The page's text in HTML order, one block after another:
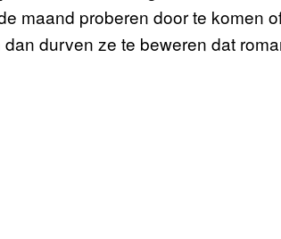
maand proberen door te komen
durven ze te beweren dat